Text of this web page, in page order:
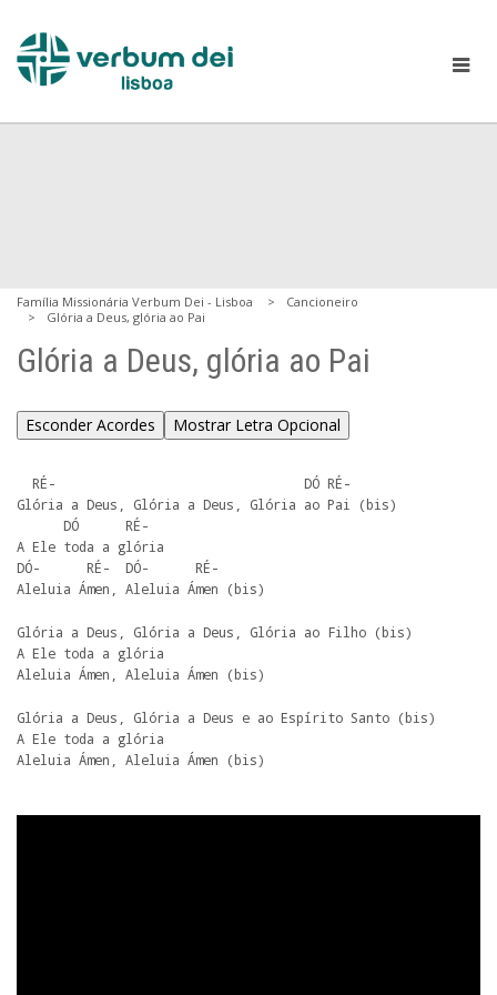
Família Missionária Verbum Dei - Lisboa
Cancioneiro
Glória a Deus, glória ao Pai
Glória a Deus, glória ao Pai
Esconder Acordes Mostrar Letra Opcional
Glória a Deus, Glória a Deus, Glória ao Pai (bis)
A Ele toda a glória
DÓ-      RÉ-  DÓ-      RÉ-
Aleluia Ámen, Aleluia Ámen (bis)
Glória a Deus, Glória a Deus, Glória ao Filho (bis)
A Ele toda a glória
Aleluia Ámen, Aleluia Ámen (bis)
Glória a Deus, Glória a Deus e ao Espírito Santo (bis)
A Ele toda a glória
Aleluia Ámen, Aleluia Ámen (bis)